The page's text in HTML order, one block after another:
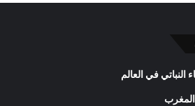
النباتي في العالم